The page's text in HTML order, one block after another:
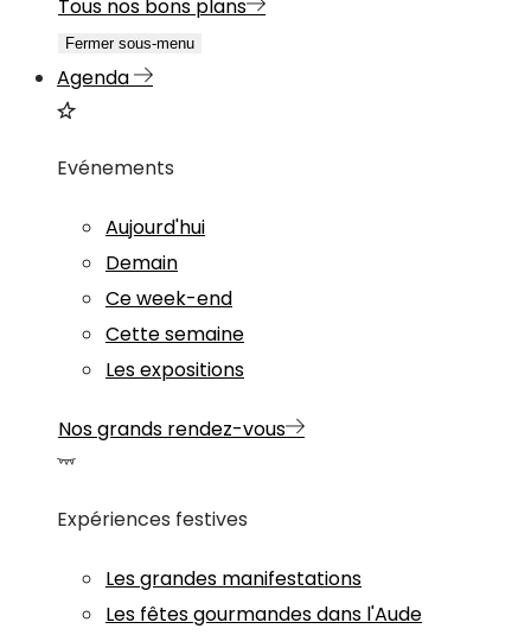
Tous nos bons plans
Fermer sous-menu
Agenda
Evénements
Aujourd'hui
Demain
Ce week-end
Cette semaine
Les expositions
Nos grands rendez-vous
Expériences festives
Les grandes manifestations
Les fêtes gourmandes dans l'Aude